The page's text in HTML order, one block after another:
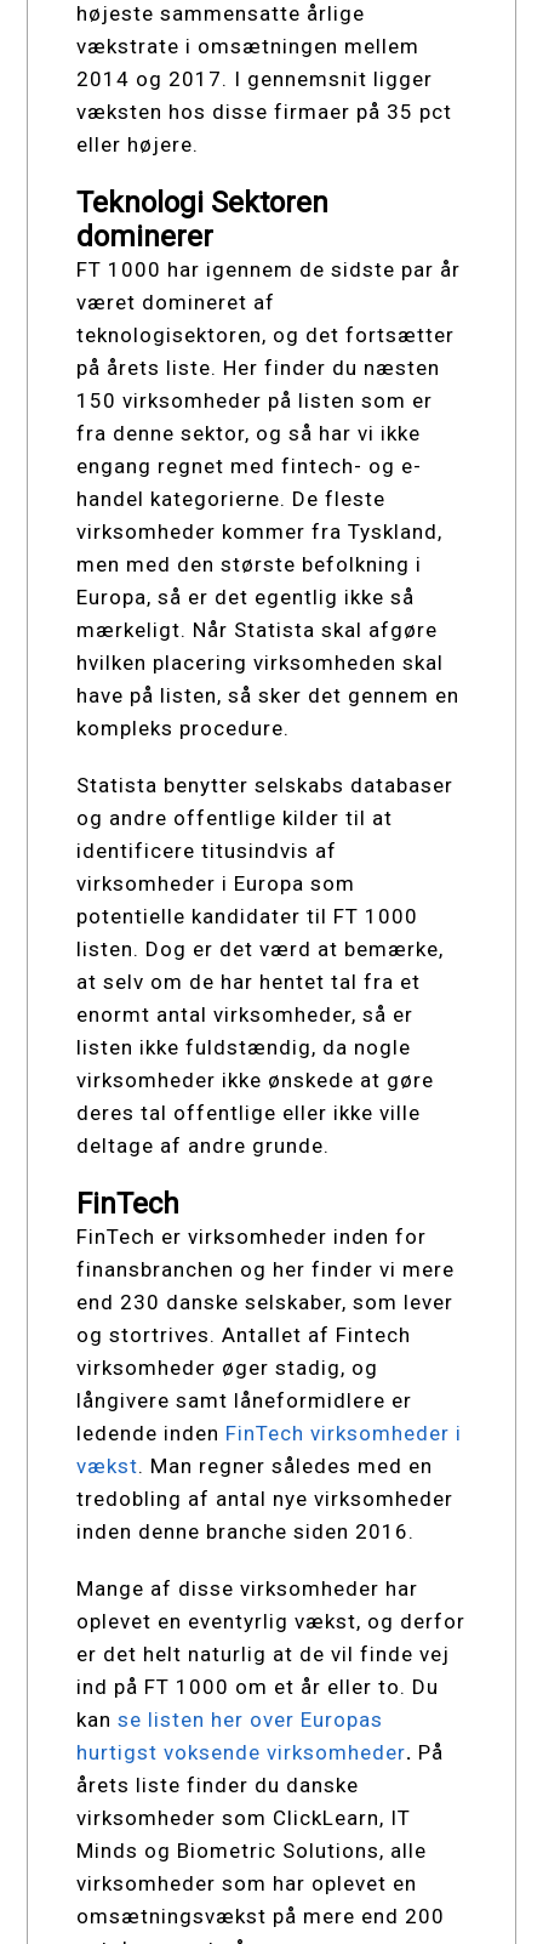
højeste sammensatte årlige
vækstrate i omsætningen mellem
2014 og 2017. I gennemsnit ligger
væksten hos disse firmaer på 35 pct
eller højere.
Teknologi Sektoren
dominerer
FT 1000 har igennem de sidste par år
været domineret af
teknologisektoren, og det fortsætter
på årets liste. Her finder du næsten
150 virksomheder på listen som er
fra denne sektor, og så har vi ikke
engang regnet med fintech- og e-
handel kategorierne. De fleste
virksomheder kommer fra Tyskland,
men med den største befolkning i
Europa, så er det egentlig ikke så
mærkeligt. Når Statista skal afgøre
hvilken placering virksomheden skal
have på listen, så sker det gennem en
kompleks procedure.
Statista benytter selskabs databaser
og andre offentlige kilder til at
identificere titusindvis af
virksomheder i Europa som
potentielle kandidater til FT 1000
listen. Dog er det værd at bemærke,
at selv om de har hentet tal fra et
enormt antal virksomheder, så er
listen ikke fuldstændig, da nogle
virksomheder ikke ønskede at gøre
deres tal offentlige eller ikke ville
deltage af andre grunde.
FinTech
FinTech er virksomheder inden for
finansbranchen og her finder vi mere
end 230 danske selskaber, som lever
og stortrives. Antallet af Fintech
virksomheder øger stadig, og
långivere samt låneformidlere er
ledende inden FinTech virksomheder i
vækst. Man regner således med en
tredobling af antal nye virksomheder
inden denne branche siden 2016.
Mange af disse virksomheder har
oplevet en eventyrlig vækst, og derfor
er det helt naturlig at de vil finde vej
ind på FT 1000 om et år eller to. Du
kanse listen her over Europas
hurtigst voksende virksomheder. På
årets liste finder du danske
virksomheder som ClickLearn, IT
Minds og Biometric Solutions, alle
virksomheder som har oplevet en
omsætningsvækst på mere end 200